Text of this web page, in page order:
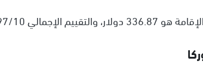
الإجمالي 8.97/10.